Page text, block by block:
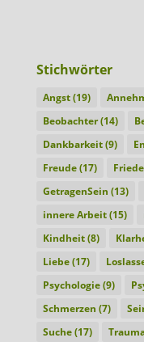
Stichwörter
Angst(19)
Beobachter(14)
Dankbarkeit(9)
Freude(17)
GetragenSein (13)
innere Arbeit(15)
Kindheit(8)
Liebe(17)
Psychologie(9)
Schmerzen (7)
Suche(17)